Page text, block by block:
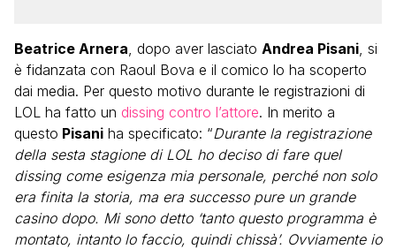
Beatrice Arnera, dopo aver lasciato Andrea Pisani, si
è fidanzata con Raoul Bova e il comico lo ha scoperto
dai media. Per questo motivo durante le registrazioni di
LOL ha fatto un dissing contro l’attore. In merito a
questo Pisani ha specificato: “Durante la registrazione
della sesta stagione di LOL ho deciso di fare quel
dissing come esigenza mia personale, perché non solo
era finita la storia, ma era successo pure un grande
casino dopo. Mi sono detto ‘tanto questo programma è
montato, intanto lo faccio, quindi chissà’. Ovviamente io